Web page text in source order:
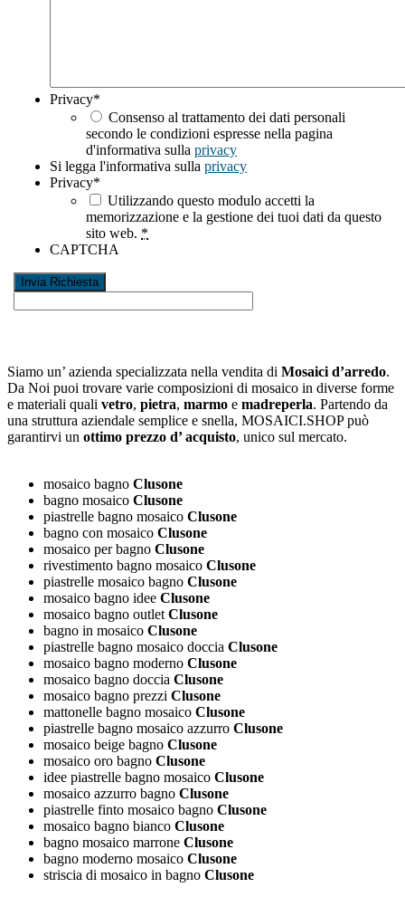
Privacy*
Consenso al trattamento dei dati personali
secondo le condizioni espresse nella pagina
d'informativa sulla privacy
Si legga l'informativa sulla privacy
Privacy*
Utilizzando questo modulo accetti la
memorizzazione e la gestione dei tuoi dati da questo
sito web. *
CAPTCHA
Siamo un’ azienda specializzata nella vendita di Mosaici d’arredo.
Da Noi puoi trovare varie composizioni di mosaico in diverse forme
e materiali quali vetro, pietra, marmo e madreperla. Partendo da
una struttura aziendale semplice e snella, MOSAICI.SHOP può
garantirvi un ottimo prezzo d’ acquisto, unico sul mercato.
mosaico bagno Clusone
bagno mosaico Clusone
piastrelle bagno mosaico Clusone
bagno con mosaico Clusone
mosaico per bagno Clusone
rivestimento bagno mosaico Clusone
piastrelle mosaico bagno Clusone
mosaico bagno idee Clusone
mosaico bagno outletClusone
bagno in mosaico Clusone
piastrelle bagno mosaico doccia Clusone
mosaico bagno moderno Clusone
mosaico bagno doccia Clusone
mosaico bagno prezzi Clusone
mattonelle bagno mosaico Clusone
piastrelle bagno mosaico azzurro Clusone
mosaico beige bagno Clusone
mosaico oro bagno Clusone
idee piastrelle bagno mosaico Clusone
mosaico azzurro bagno Clusone
piastrelle finto mosaico bagno Clusone
mosaico bagno bianco Clusone
bagno mosaico marrone Clusone
bagno moderno mosaico Clusone
striscia di mosaico in bagno Clusone